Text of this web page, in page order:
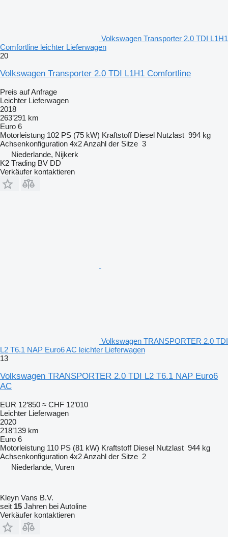
Volkswagen Transporter 2.0 TDI L1H1
Comfortline leichter Lieferwagen
20
Volkswagen Transporter 2.0 TDI L1H1 Comfortline
Preis auf Anfrage
Leichter Lieferwagen
2018
263’291 km
Euro 6
Motorleistung 102 PS (75 kW) Kraftstoff Diesel Nutzlast 994 kg
Achsenkonfiguration 4x2Anzahl der Sitze 3
Niederlande, Nijkerk
K2 Trading BV DD
Verkäufer kontaktieren
Volkswagen TRANSPORTER 2.0 TDI
L2 T6.1 NAP Euro6 AC leichter Lieferwagen
13
Volkswagen TRANSPORTER 2.0 TDI L2 T6.1 NAP Euro6
AC
EUR 12’850 ≈ CHF 12’010
Leichter Lieferwagen
2020
218’139 km
Euro 6
Motorleistung 110 PS (81 kW) Kraftstoff Diesel Nutzlast 944 kg
Achsenkonfiguration 4x2Anzahl der Sitze 2
Niederlande, Vuren
Kleyn Vans B.V.
seit 15 Jahren bei Autoline
Verkäufer kontaktieren